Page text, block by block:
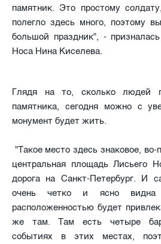
памятник. Это простому
полегло здесь много, поэтому
большой праздник", -
Носа Нина Киселева.
Глядя на то, сколько людей
памятника, сегодня можно с
монумент будет жить.
"Такое место здесь знаковое,
центральная площадь Лисьего
дорога на Санкт-Петербург. И
очень четко и ясно видна
расположенностью будет
же там. Там есть четыре
событиях в этих местах,